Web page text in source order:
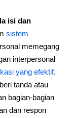
isi dan
sistem
memegang
interpersonal
yang efektif.
tanda atau
bagian-bagian
dan respon